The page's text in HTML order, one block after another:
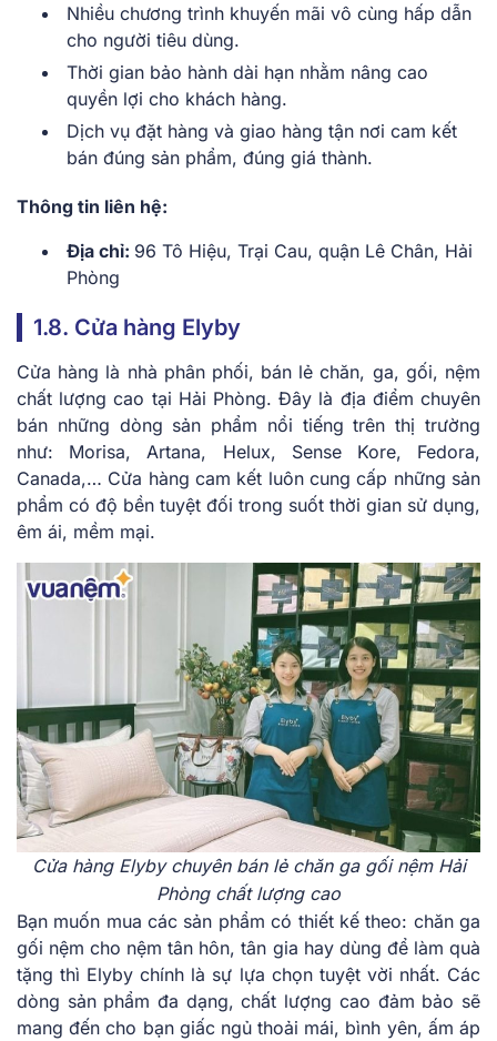
Nhiều chương trình khuyến mãi vô cùng hấp dẫn
cho người tiêu dùng.
Thời gian bảo hành dài hạn nhằm nâng cao
quyền lợi cho khách hàng.
Dịch vụ đặt hàng và giao hàng tận nơi cam kết
bán đúng sản phẩm, đúng giá thành.
Thông tin liên hệ:
Địa chỉ: 96 Tô Hiệu, Trại Cau, quận Lê Chân, Hải
Phòng
1.8. Cửa hàng Elyby
Cửa hàng là nhà phân phối, bán lẻ chăn, ga, gối, nệm
chất lượng cao tại Hải Phòng. Đây là địa điểm chuyên
bán những dòng sản phẩm nổi tiếng trên thị trường
như: Morisa, Artana, Helux, Sense Kore, Fedora,
Canada,… Cửa hàng cam kết luôn cung cấp những sản
phẩm có độ bền tuyệt đối trong suốt thời gian sử dụng,
êm ái, mềm mại.
Cửa hàng Elyby chuyên bán lẻ chăn ga gối nệm Hải
Phòng chất lượng cao
Bạn muốn mua các sản phẩm có thiết kế theo: chăn ga
gối nệm cho nệm tân hôn, tân gia hay dùng để làm quà
tặng thì Elyby chính là sự lựa chọn tuyệt vời nhất. Các
dòng sản phẩm đa dạng, chất lượng cao đảm bảo sẽ
mang đến cho bạn giấc ngủ thoải mái, bình yên, ấm áp